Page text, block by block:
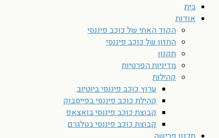
בית
אודות
הקוד האתי של כוכב פיננסי
החזון של כוכב פיננסי
תקנון
מדיניות הפרטיות
קהילות
ערוץ כוכב פיננסי ביוטיוב
קהילת כוכב פיננסי בפייסבוק
קבוצת כוכב פיננסי בואצאפ
קבוצת כוכב פיננסי בטלגרם